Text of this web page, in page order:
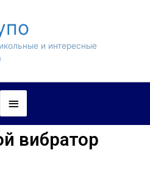
и интересные
вибратор